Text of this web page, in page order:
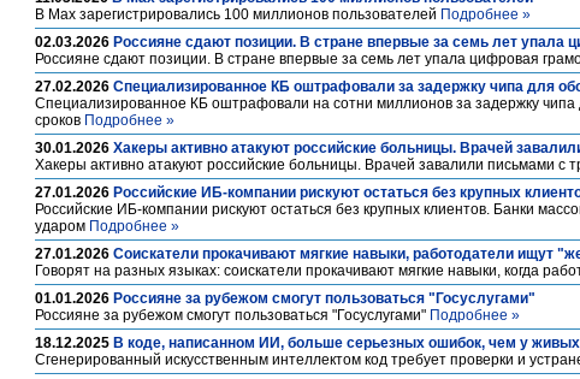
В Max зарегистрировались 100 миллионов пользователей Подробнее »
02.03.2026 Россияне сдают позиции. В стране впервые за семь лет упала
Россияне сдают позиции. В стране впервые за семь лет упала цифровая
27.02.2026 Специализированное КБ оштрафовали за задержку чипа для
Специализированное КБ оштрафовали на сотни миллионов за задержку чипа
сроков Подробнее »
30.01.2026 Хакеры активно атакуют российские больницы. Врачей
Хакеры активно атакуют российские больницы. Врачей завалили письмами с
27.01.2026 Российские ИБ-компании рискуют остаться без крупных
Российские ИБ-компании рискуют остаться без крупных клиентов. Банки
ударом Подробнее »
27.01.2026 Cоискатели прокачивают мягкие навыки, работодатели ищут
Говорят на разных языках: соискатели прокачивают мягкие навыки, когда
01.01.2026 Россияне за рубежом смогут пользоваться "Госуслугами"
Россияне за рубежом смогут пользоваться "Госуслугами" Подробнее »
18.12.2025 В коде, написанном ИИ, больше серьезных ошибок, чем у
Сгенерированный искусственным интеллектом код требует проверки и